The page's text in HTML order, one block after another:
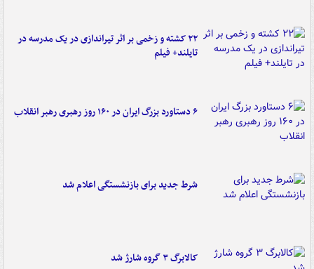
۲۲ کشته و زخمی بر اثر تیراندازی در یک مدرسه در
تایلند+ فیلم
۶ دستاورد بزرگ ایران در ۱۶۰ روز رهبری رهبر انقلاب
شرط جدید برای بازنشستگی اعلام شد
کالابرگ ۳ گروه شارژ شد